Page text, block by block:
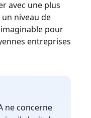
avec une plus
niveau de
pour
entreprises
ne concerne